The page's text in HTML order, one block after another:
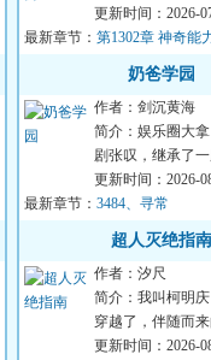
物、未来的科技遗
争让步、光怪陆...
更新时间：2026-
最新章节： 第1302章 神奇能
奶爸学园
作者：剑沉黄海
简介：娱乐圈大
剧张叹，继承了
业的幼儿园，想关
小朋友实在太可...
更新时间：2026-
最新章节： 3484、寻常
超人灭绝指南
作者：汐尺
简介：我叫柯明
穿越了，伴随而
绝巅的死亡任务：
更新时间：2026-